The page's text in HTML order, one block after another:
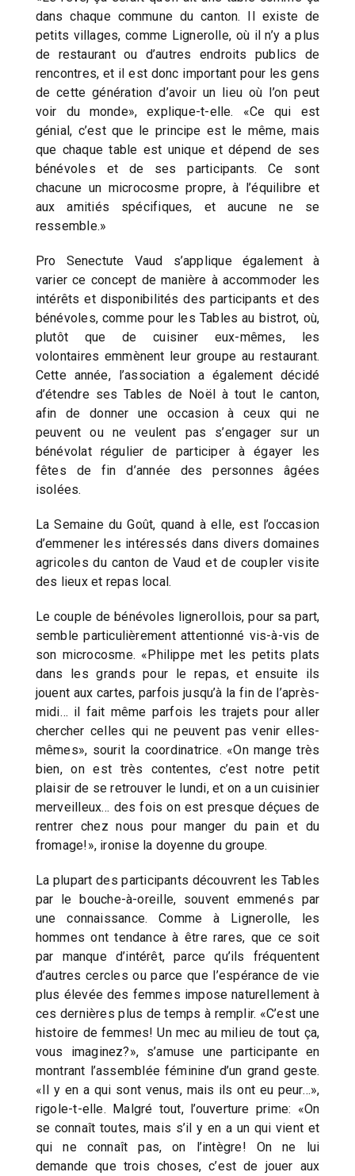
dans chaque commune du canton. Il existe de
petits villages, comme Lignerolle, où il n’y a plus
de restaurant ou d’autres endroits publics de
rencontres, et il est donc important pour les gens
de cette génération d’avoir un lieu où l’on peut
voir du monde», explique-t-elle. «Ce qui est
génial, c’est que le principe est le même, mais
que chaque table est unique et dépend de ses
bénévoles et de ses participants. Ce sont
chacune un microcosme propre, à l’équilibre et
aux amitiés spécifiques, et aucune ne se
ressemble.»
Pro Senectute Vaud s’applique également à
varier ce concept de manière à accommoder les
intérêts et disponibilités des participants et des
bénévoles, comme pour les Tables au bistrot, où,
plutôt que de cuisiner eux-mêmes, les
volontaires emmènent leur groupe au restaurant.
Cette année, l’association a également décidé
d’étendre ses Tables de Noël à tout le canton,
afin de donner une occasion à ceux qui ne
peuvent ou ne veulent pas s’engager sur un
bénévolat régulier de participer à égayer les
fêtes de fin d’année des personnes âgées
isolées.
La Semaine du Goût, quand à elle, est l’occasion
d’emmener les intéressés dans divers domaines
agricoles du canton de Vaud et de coupler visite
des lieux et repas local.
Le couple de bénévoles lignerollois, pour sa part,
semble particulièrement attentionné vis-à-vis de
son microcosme. «Philippe met les petits plats
dans les grands pour le repas, et ensuite ils
jouent aux cartes, parfois jusqu’à la fin de l’après-
midi… il fait même parfois les trajets pour aller
chercher celles qui ne peuvent pas venir elles-
mêmes», sourit la coordinatrice. «On mange très
bien, on est très contentes, c’est notre petit
plaisir de se retrouver le lundi, et on a un cuisinier
merveilleux… des fois on est presque déçues de
rentrer chez nous pour manger du pain et du
fromage!», ironise la doyenne du groupe.
La plupart des participants découvrent les Tables
par le bouche-à-oreille, souvent emmenés par
une connaissance. Comme à Lignerolle, les
hommes ont tendance à être rares, que ce soit
par manque d’intérêt, parce qu’ils fréquentent
d’autres cercles ou parce que l’espérance de vie
plus élevée des femmes impose naturellement à
ces dernières plus de temps à remplir. «C’est une
histoire de femmes! Un mec au milieu de tout ça,
vous imaginez?», s’amuse une participante en
montrant l’assemblée féminine d’un grand geste.
«Il y en a qui sont venus, mais ils ont eu peur…»,
rigole-t-elle. Malgré tout, l’ouverture prime: «On
se connaît toutes, mais s’il y en a un qui vient et
qui ne connaît pas, on l’intègre! On ne lui
demande que trois choses, c’est de jouer aux